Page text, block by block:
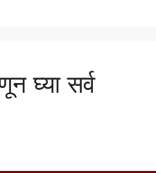
घ्या सर्व